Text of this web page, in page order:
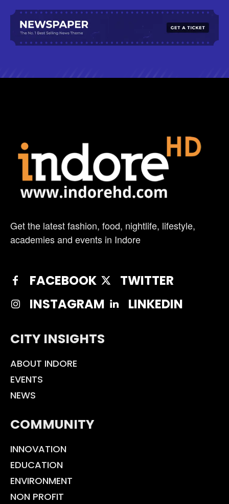
Get the latest fashion, food, nightlife, lifestyle,
academies and events in Indore
FACEBOOK
TWITTER
INSTAGRAM
LINKEDIN
CITY INSIGHTS
ABOUT INDORE
EVENTS
NEWS
COMMUNITY
INNOVATION
EDUCATION
ENVIRONMENT
NON PROFIT